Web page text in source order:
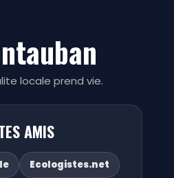
locale prend vie.
AMIS
Ecologistes.net